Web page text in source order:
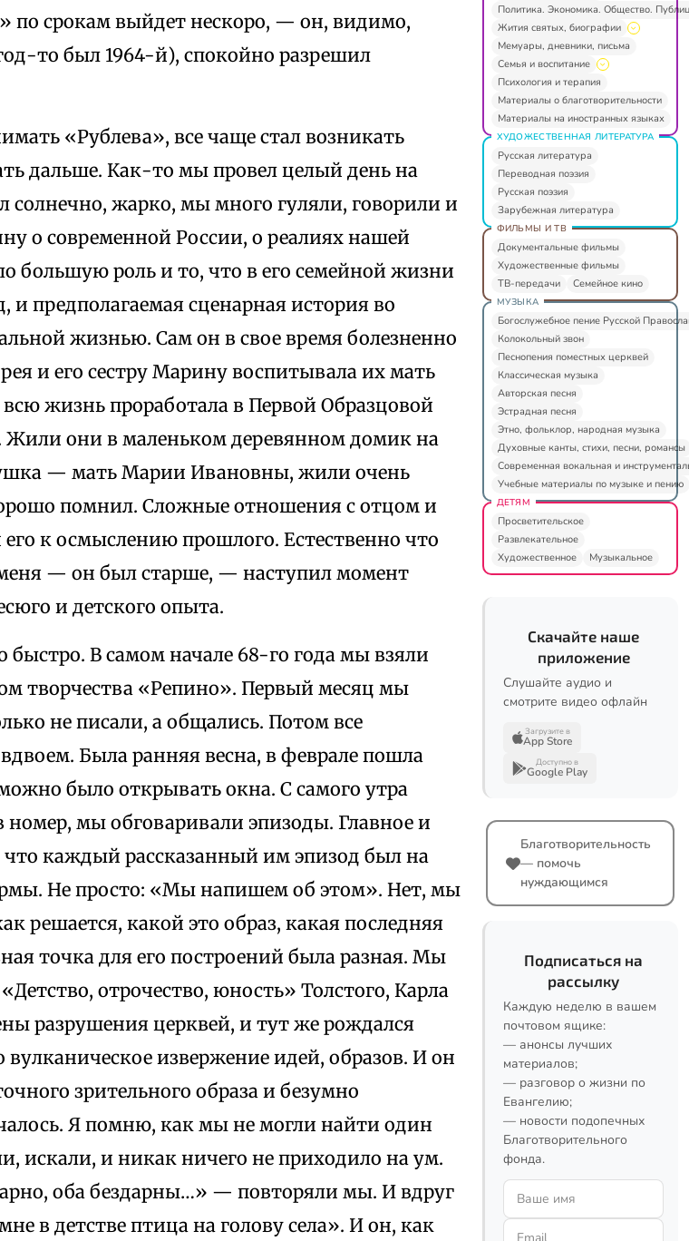
по срокам выйдет нескоро, — он, видимо,
то был 1964-й), спокойно разрешил
«Рублева», все чаще стал возникать
дальше. Как-то мы провел целый день на
солнечно, жарко, мы много гуляли, говорили и
о современной России, о реалиях нашей
большую роль и то, что в его семейной жизни
предполагаемая сценарная история во
жизнью. Сам он в свое время болезненно
и его сестру Марину воспитывала их мать
жизнь проработала в Первой Образцовой
они в маленьком деревянном домик на
— мать Марии Ивановны, жили очень
помнил. Сложные отношения с отцом и
к осмыслению прошлого. Естественно что
— он был старше, — наступил момент
и детского опыта.
быстро. В самом начале 68-го года мы взяли
творчества «Репино». Первый месяц мы
не писали, а общались. Потом все
Была ранняя весна, в феврале пошла
было открывать окна. С самого утра
мы обговаривали эпизоды. Главное и
что каждый рассказанный им эпизод был на
Не просто: «Мы напишем об этом». Нет, мы
решается, какой это образ, какая последняя
точка для его построений была разная. Мы
отрочество, юность» Толстого, Карла
разрушения церквей, и тут же рождался
извержение идей, образов. И он
зрительного образа и безумно
Я помню, как мы не могли найти один
искали, и никак ничего не приходило на ум.
оба бездарны…» — повторяли мы. И вдруг
в детстве птица на голову села». И он, как
Политика. Экономика. Общество.
Жития святых, биографии
Мемуары, дневники, письма
Семья и воспитание
Психология и терапия
Материалы о благотворительности
Материалы на иностранных языках
ХУДОЖЕСТВЕННАЯ ЛИТЕРАТУРА
Русская литература
Переводная поэзия
Русская поэзия
Зарубежная литература
ФИЛЬМЫ И ТВ
Документальные фильмы
Художественные фильмы
ТВ-передачи
Семейное кино
МУЗЫКА
Богослужебное пение Русской
Колокольный звон
Песнопения поместных церквей
Классическая музыка
Авторская песня
Эстрадная песня
Этно, фольклор, народная музыка
Духовные канты, стихи, песни, романсы
Современная вокальная и
Учебные материалы по музыке и пению
ДЕТЯМ
Просветительское
Развлекательное
Художественное
Музыкальное
Скачайте наше
приложение
Слушайте аудио и
смотрите видео офлайн
Загрузите в
App Store
Доступно в
Google Play
Благотворительность
— помочь
нуждающимся
Подписаться на
рассылку
Каждую неделю в вашем
почтовом ящике:
— анонсы лучших
материалов;
— разговор о жизни по
Евангелию;
— новости подопечных
Благотворительного
фонда.